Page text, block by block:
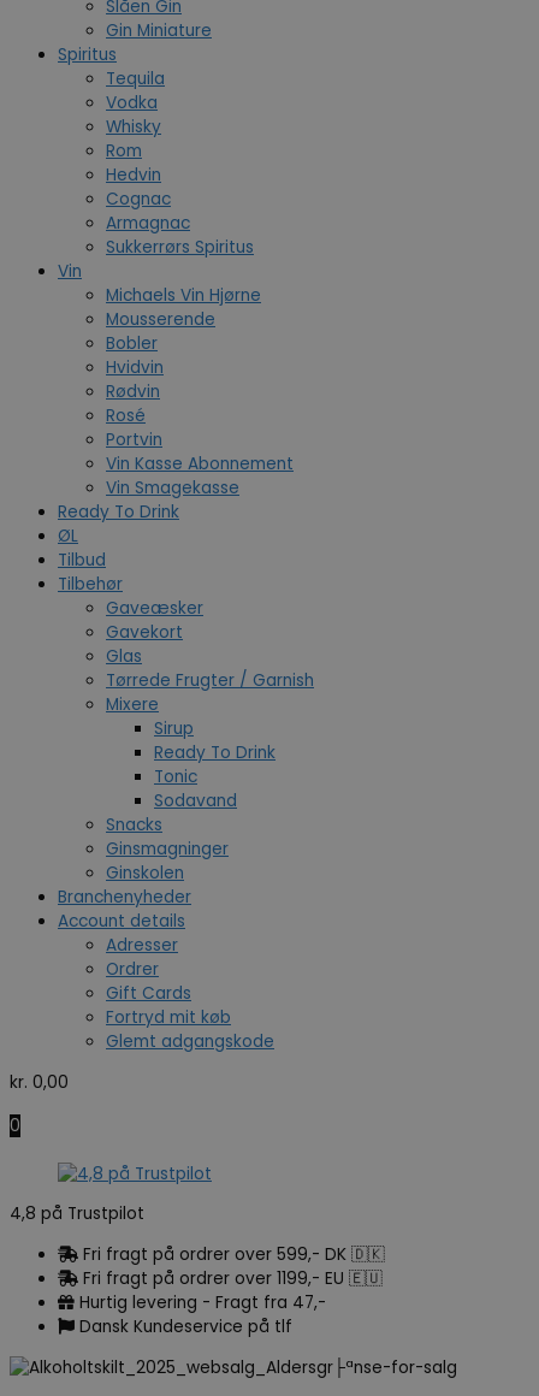
Slåen Gin
Gin Miniature
Spiritus
Tequila
Vodka
Whisky
Rom
Hedvin
Cognac
Armagnac
Sukkerrørs Spiritus
Vin
Michaels Vin Hjørne
Mousserende
Bobler
Hvidvin
Rødvin
Rosé
Portvin
Vin Kasse Abonnement
Vin Smagekasse
Ready To Drink
ØL
Tilbud
Tilbehør
Gaveæsker
Gavekort
Glas
Tørrede Frugter / Garnish
Mixere
Sirup
Ready To Drink
Tonic
Sodavand
Snacks
Ginsmagninger
Ginskolen
Branchenyheder
Account details
Adresser
Ordrer
Gift Cards
Fortryd mit køb
Glemt adgangskode
kr. 0,00
0
4,8 på Trustpilot
Fri fragt på ordrer over 599,- DK 🇩🇰
Fri fragt på ordrer over 1199,- EU 🇪🇺
Hurtig levering - Fragt fra 47,-
Dansk Kundeservice på tlf